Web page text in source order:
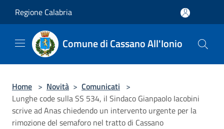
Regione Calabria
Comune di Cassano All'Ionio
Home > Novità > Comunicati >
Lunghe code sulla SS 534, il Sindaco Gianpaolo Iacobini
scrive ad Anas chiedendo un intervento urgente per la
rimozione del semaforo nel tratto di Cassano